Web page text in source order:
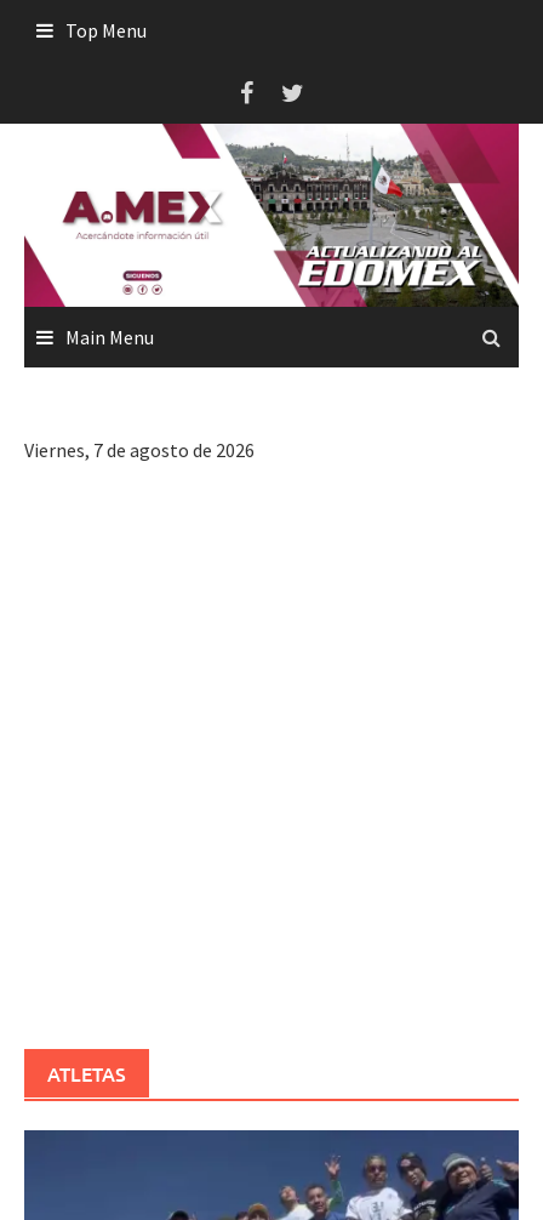
Top Menu
Main Menu
Viernes, 7 de agosto de 2026
ATLETAS